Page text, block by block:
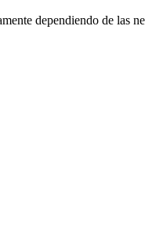
dependiendo de las